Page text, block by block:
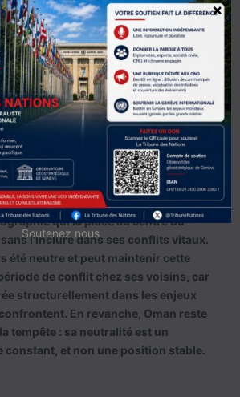
William Burns et Jake Sullivan. Ces
à l’accord de Vienne de 2015. En
le rôle d’intermédiaire pour
iraniens avant d’une
contre Israel, aidant ainsi à gérer
la neutralité omanaise de
comparables. La
offre, depuis 1815, un modèle
par le droit international et
qui la place au centre du
l’inclure dans ses conflits vitaux.
été neutre et peut maintenir cette
de conflit chez ses voisins, car
structurellement dans les enjeux
En revanche, Oman reste
tempête : sa neutralité est un
constant, et non une position stable.
Soutenez nous
×